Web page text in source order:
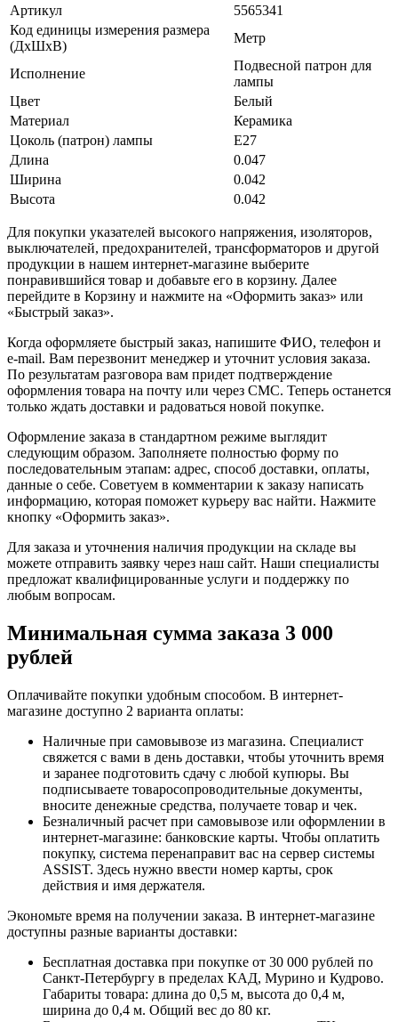
Артикул
5565341
Код единицы измерения размера
(ДхШхВ)
Метр
Исполнение
Подвесной патрон для
лампы
Цвет
Белый
Материал
Керамика
Цоколь (патрон) лампы
E27
Длина
0.047
Ширина
0.042
Высота
0.042
Для покупки указателей высокого напряжения, изоляторов,
выключателей, предохранителей, трансформаторов и другой
продукции в нашем интернет-магазине выберите
понравившийся товар и добавьте его в корзину. Далее
перейдите в Корзину и нажмите на «Оформить заказ» или
«Быстрый заказ».
Когда оформляете быстрый заказ, напишите ФИО, телефон и
e-mail. Вам перезвонит менеджер и уточнит условия заказа.
По результатам разговора вам придет подтверждение
оформления товара на почту или через СМС. Теперь останется
только ждать доставки и радоваться новой покупке.
Оформление заказа в стандартном режиме выглядит
следующим образом. Заполняете полностью форму по
последовательным этапам: адрес, способ доставки, оплаты,
данные о себе. Советуем в комментарии к заказу написать
информацию, которая поможет курьеру вас найти. Нажмите
кнопку «Оформить заказ».
Для заказа и уточнения наличия продукции на складе вы
можете отправить заявку через наш сайт. Наши специалисты
предложат квалифицированные услуги и поддержку по
любым вопросам.
Минимальная сумма заказа 3 000
рублей
Оплачивайте покупки удобным способом. В интернет-
магазине доступно 2 варианта оплаты:
Наличные при самовывозе из магазина. Специалист
свяжется с вами в день доставки, чтобы уточнить время
и заранее подготовить сдачу с любой купюры. Вы
подписываете товаросопроводительные документы,
вносите денежные средства, получаете товар и чек.
Безналичный расчет при самовывозе или оформлении в
интернет-магазине: банковские карты. Чтобы оплатить
покупку, система перенаправит вас на сервер системы
ASSIST. Здесь нужно ввести номер карты, срок
действия и имя держателя.
Экономьте время на получении заказа. В интернет-магазине
доступны разные варианты доставки:
Бесплатная доставка при покупке от 30 000 рублей по
Санкт-Петербургу в пределах КАД, Мурино и Кудрово.
Габариты товара: длина до 0,5 м, высота до 0,4 м,
ширина до 0,4 м. Общий вес до 80 кг.